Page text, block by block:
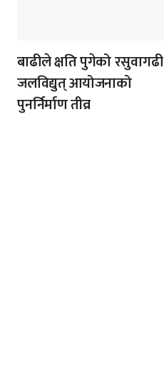
बाढीले क्षति पुगेको रसुवागढी
जलविद्युत् आयोजनाको
पुनर्निर्माण तीव्र